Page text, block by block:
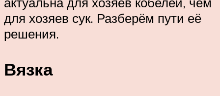
для хозяев сук. Разберём пути её
решения.
Вязка